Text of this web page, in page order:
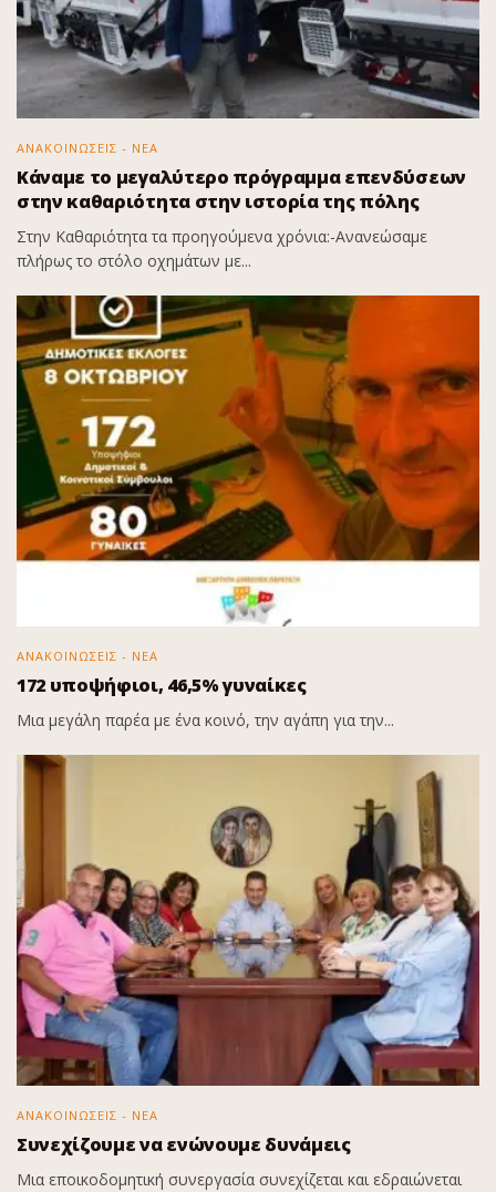
ΑΝΑΚΟΙΝΩΣΕΙΣ - ΝΕΑ
Κάναμε το μεγαλύτερο πρόγραμμα επενδύσεων
στην καθαριότητα στην ιστορία της πόλης
Στην Καθαριότητα τα προηγούμενα χρόνια:-Ανανεώσαμε
πλήρως το στόλο οχημάτων με...
ΑΝΑΚΟΙΝΩΣΕΙΣ - ΝΕΑ
172 υποψήφιοι, 46,5% γυναίκες
Μια μεγάλη παρέα με ένα κοινό, την αγάπη για την...
ΑΝΑΚΟΙΝΩΣΕΙΣ - ΝΕΑ
Συνεχίζουμε να ενώνουμε δυνάμεις
Μια εποικοδομητική συνεργασία συνεχίζεται και εδραιώνεται